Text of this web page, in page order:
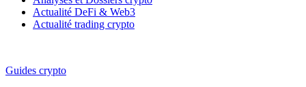
Actualité DeFi & Web3
Actualité trading crypto
Guides crypto